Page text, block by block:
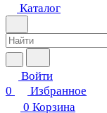
Каталог
Войти
0
Избранное
0 Корзина